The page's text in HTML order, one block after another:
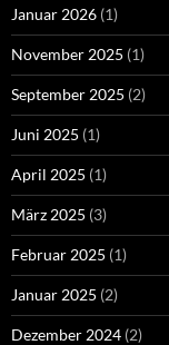
Januar 2026 (1)
November 2025 (1)
September 2025 (2)
Juni 2025 (1)
April 2025 (1)
März 2025 (3)
Februar 2025 (1)
Januar 2025 (2)
Dezember 2024 (2)